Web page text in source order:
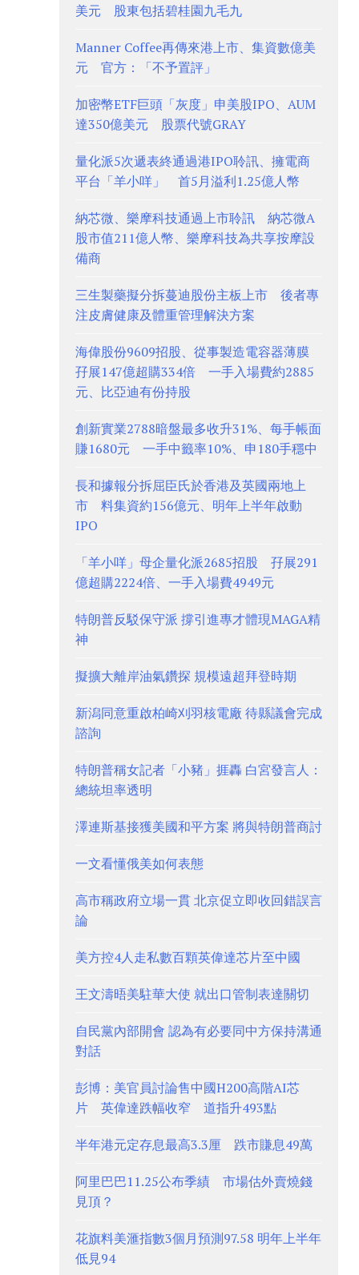
美元 股東包括碧桂園九毛九
Manner Coffee再傳來港上市、集資數億美
元 官方：「不予置評」
加密幣ETF巨頭「灰度」申美股IPO、AUM
達350億美元 股票代號GRAY
量化派5次遞表終通過港IPO聆訊、擁電商
平台「羊小咩」 首5月溢利1.25億人幣
納芯微、樂摩科技通過上市聆訊 納芯微A
股市值211億人幣、樂摩科技為共享按摩設
備商
三生製藥擬分拆蔓迪股份主板上市 後者專
注皮膚健康及體重管理解決方案
海偉股份9609招股、從事製造電容器薄膜
孖展147億超購334倍 一手入場費約2885
元、比亞迪有份持股
創新實業2788暗盤最多收升31%、每手帳面
賺1680元 一手中籤率10%、申180手穩中
長和據報分拆屈臣氏於香港及英國兩地上
市 料集資約156億元、明年上半年啟動
IPO
「羊小咩」母企量化派2685招股 孖展291
億超購2224倍、一手入場費4949元
特朗普反駁保守派 撐引進專才體現MAGA精
神
擬擴大離岸油氣鑽探 規模遠超拜登時期
新潟同意重啟柏崎刈羽核電廠 待縣議會完成
諮詢
特朗普稱女記者「小豬」捱轟 白宮發言人：
總統坦率透明
澤連斯基接獲美國和平方案 將與特朗普商討
一文看懂俄美如何表態
高市稱政府立場一貫 北京促立即收回錯誤言
論
美方控4人走私數百顆英偉達芯片至中國
王文濤晤美駐華大使 就出口管制表達關切
自民黨內部開會 認為有必要同中方保持溝通
對話
彭博：美官員討論售中國H200高階AI芯
片 英偉達跌幅收窄 道指升493點
半年港元定存息最高3.3厘 跌市賺息49萬
阿里巴巴11.25公布季績 市場估外賣燒錢
見頂？
花旗料美滙指數3個月預測97.58 明年上半年
低見94